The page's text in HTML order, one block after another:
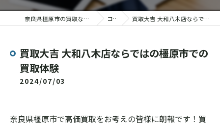
奈良県橿原市の買取なら買取大吉 大和八木店 コラム 買取大吉 大和八木店ならではの橿原市での買取体験
買取大吉 大和八木店ならではの橿原市での
買取体験
2024/07/03
奈良県橿原市で高価買取をお考えの皆様に朗報です！買